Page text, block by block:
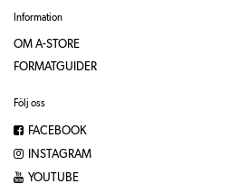
Information
OM A-STORE
FORMATGUIDER
Följ oss
FACEBOOK
INSTAGRAM
YOUTUBE